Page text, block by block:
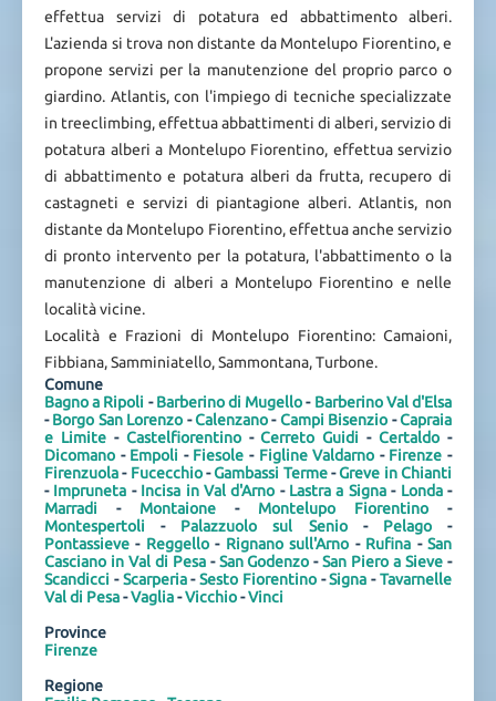
effettua servizi di potatura ed abbattimento alberi.
L'azienda si trova non distante da Montelupo Fiorentino, e
propone servizi per la manutenzione del proprio parco o
giardino. Atlantis, con l'impiego di tecniche specializzate
in treeclimbing, effettua abbattimenti di alberi, servizio di
potatura alberi a Montelupo Fiorentino, effettua servizio
di abbattimento e potatura alberi da frutta, recupero di
castagneti e servizi di piantagione alberi. Atlantis, non
distante da Montelupo Fiorentino, effettua anche servizio
di pronto intervento per la potatura, l'abbattimento o la
manutenzione di alberi a Montelupo Fiorentino e nelle
località vicine.
Località e Frazioni di Montelupo Fiorentino: Camaioni,
Fibbiana, Samminiatello, Sammontana, Turbone.
Comune
Bagno a Ripoli -Barberino di Mugello- Barberino Val d'Elsa
-Borgo San Lorenzo -Calenzano-Campi Bisenzio -Capraia
e Limite- Castelfiorentino-Cerreto Guidi -Certaldo -
Dicomano - Empoli - Fiesole - Figline Valdarno - Firenze -
Firenzuola- Fucecchio-Gambassi Terme-Greve in Chianti
- Impruneta - Incisa in Val d'Arno - Lastra a Signa- Londa-
Marradi - Montaione - Montelupo Fiorentino -
Montespertoli - Palazzuolo sul Senio- Pelago-
Pontassieve - Reggello- Rignano sull'Arno - Rufina -San
Casciano in Val di Pesa-San Godenzo -San Piero a Sieve -
Scandicci -Scarperia-Sesto Fiorentino-Signa -Tavarnelle
Val di Pesa-Vaglia-Vicchio-Vinci
Province
Firenze
Regione